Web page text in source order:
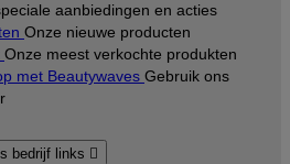
aanbiedingen en acties
Onze nieuwe producten
Onze meest verkochte produkten
met Beautywaves Gebruik ons
bedrijf links 